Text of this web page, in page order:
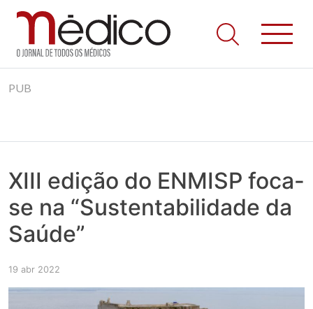
to
Jornal Médico
Médico – O Jornal de Todos os Médicos. Onde as notícias
realmente contam! Tudo o que se passa na Saúde!
PUB
XIII edição do ENMISP foca-
se na “Sustentabilidade da
Saúde”
19 abr 2022